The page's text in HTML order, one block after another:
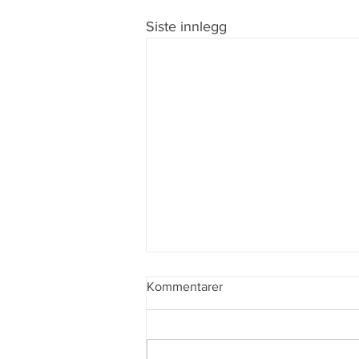
Siste innlegg
Julesprinten 2019 -
Resultatliste
Kommentarer